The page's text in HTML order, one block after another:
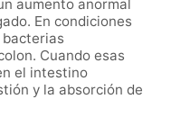
aumento anormal
En condiciones
Cuando esas
el intestino
y la absorción de